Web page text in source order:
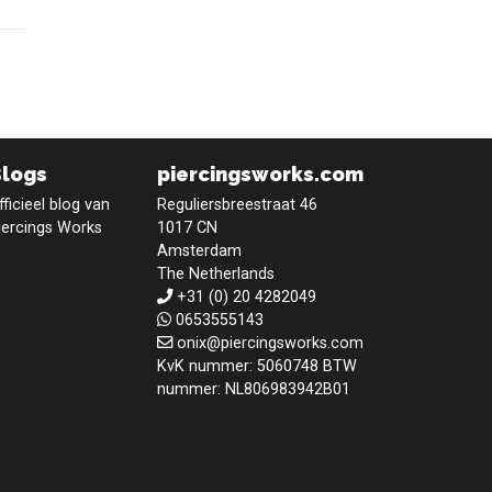
blog van
Works
piercingsworks.com
Reguliersbreestraat 46
1017 CN
Amsterdam
The Netherlands
+31 (0) 20 4282049
0653555143
onix@piercingsworks.com
KvK nummer: 5060748 BTW
nummer: NL806983942B01